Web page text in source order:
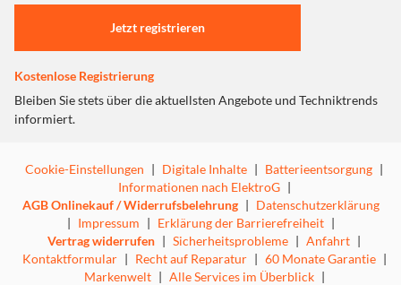
Jetzt registrieren
Kostenlose Registrierung
Bleiben Sie stets über die aktuellsten Angebote und Techniktrends
informiert.
Cookie-Einstellungen | Digitale Inhalte | Batterieentsorgung |
Informationen nach ElektroG |
AGB Onlinekauf / Widerrufsbelehrung | Datenschutzerklärung
| Impressum | Erklärung der Barrierefreiheit |
Vertrag widerrufen | Sicherheitsprobleme | Anfahrt |
Kontaktformular | Recht auf Reparatur | 60 Monate Garantie |
Markenwelt | Alle Services im Überblick |